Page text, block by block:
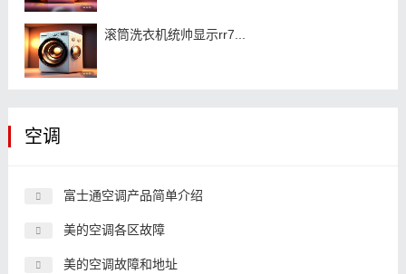
滚筒洗衣机统帅显示rr7...
空调
富士通空调产品简单介绍
美的空调各区故障
美的空调故障和地址